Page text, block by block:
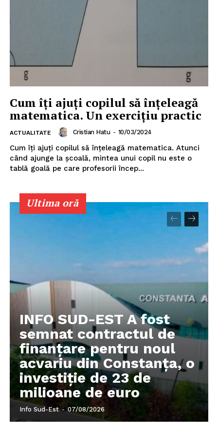
Cum îți ajuți copilul să înțeleagă
matematica. Un exercițiu practic
ACTUALITATE Cristian Hatu - 10/03/2024
Cum îți ajuți copilul să înțeleagă matematica. Atunci
când ajunge la școală, mintea unui copil nu este o
tablă goală pe care profesorii încep...
Ultima oră
INFO SUD-EST A fost
semnat contractul de
finanțare pentru noul
acvariu din Constanța, o
investiție de 23 de
milioane de euro
Info Sud-Est - 07/08/2026